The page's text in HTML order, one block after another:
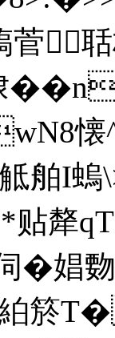

I螐
犛
�娼
箊T�